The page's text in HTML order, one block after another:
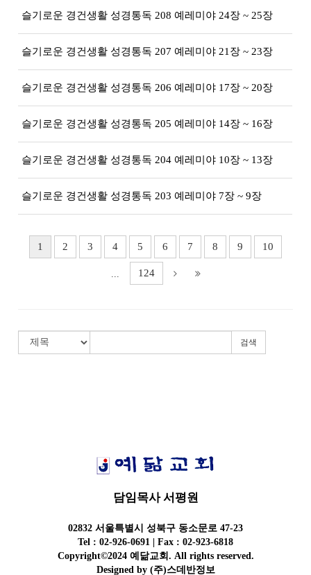
슬기로운 경건생활 성경통독 208 예레미야 24장 ~ 25장
슬기로운 경건생활 성경통독 207 예레미야 21장 ~ 23장
슬기로운 경건생활 성경통독 206 예레미야 17장 ~ 20장
슬기로운 경건생활 성경통독 205 예레미야 14장 ~ 16장
슬기로운 경건생활 성경통독 204 예레미야 10장 ~ 13장
슬기로운 경건생활 성경통독 203 예레미야 7장 ~ 9장
1 2 3 4 5 6 7 8 9 10
124
검색
담임목사 서평원
02832 서울특별시 성북구 동소문로 47-23
Tel : 02-926-0691 | Fax : 02-923-6818
Copyright©2024 예닮교회. All rights reserved.
Designed by (주)스데반정보